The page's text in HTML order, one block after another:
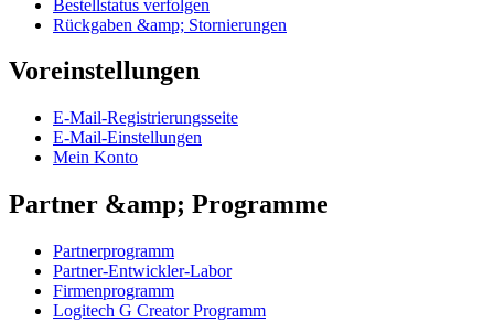
Bestellstatus verfolgen
Rückgaben &amp; Stornierungen
Voreinstellungen
E-Mail-Registrierungsseite
E-Mail-Einstellungen
Mein Konto
Partner &amp; Programme
Partnerprogramm
Partner-Entwickler-Labor
Firmenprogramm
Logitech G Creator Programm